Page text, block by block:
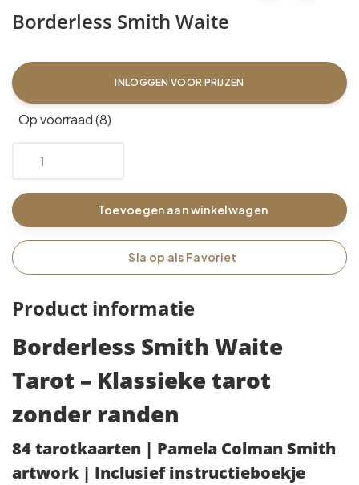
Borderless Smith Waite
INLOGGEN VOOR PRIJZEN
Op voorraad (8)
Toevoegen aan winkelwagen
Sla op als Favoriet
Product informatie
Borderless Smith Waite
Tarot – Klassieke tarot
zonder randen
84 tarotkaarten | Pamela Colman Smith
artwork | Inclusief instructieboekje